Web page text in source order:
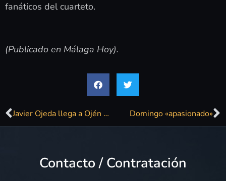
fanáticos del cuarteto.
(Publicado en Málaga Hoy).
Javier Ojeda llega a Ojén en un concierto de su disco homenaje al barrio malagueño de La Paz Domingo «apasionado»
Contacto / Contratación